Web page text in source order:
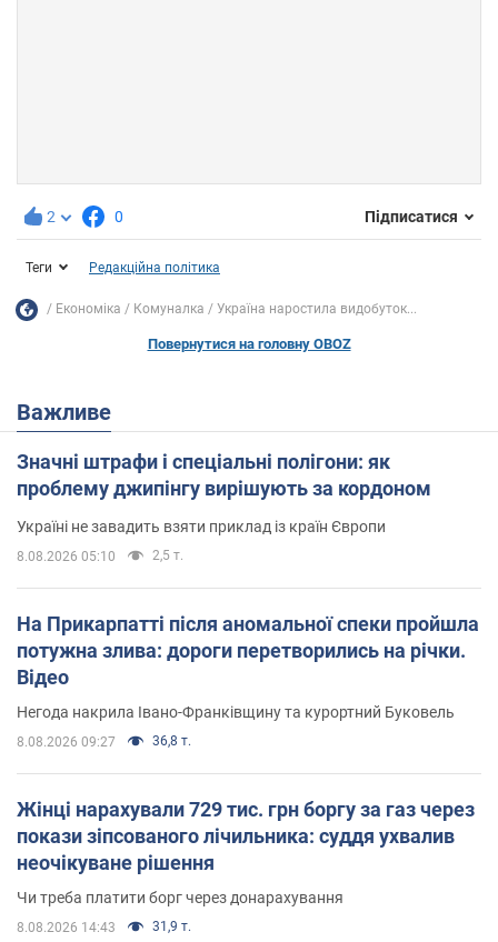
2 0 Підписатися
Теги Редакційна політика
Економіка Комуналка Україна наростила видобуток...
Повернутися на головну OBOZ
Важливе
Значні штрафи і спеціальні полігони: як
проблему джипінгу вирішують за кордоном
Україні не завадить взяти приклад із країн Європи
8.08.2026 05:10 2,5 т.
На Прикарпатті після аномальної спеки пройшла
потужна злива: дороги перетворились на річки.
Відео
Негода накрила Івано-Франківщину та курортний Буковель
8.08.2026 09:27 36,8 т.
Жінці нарахували 729 тис. грн боргу за газ через
покази зіпсованого лічильника: суддя ухвалив
неочікуване рішення
Чи треба платити борг через донарахування
8.08.2026 14:43 31,9 т.